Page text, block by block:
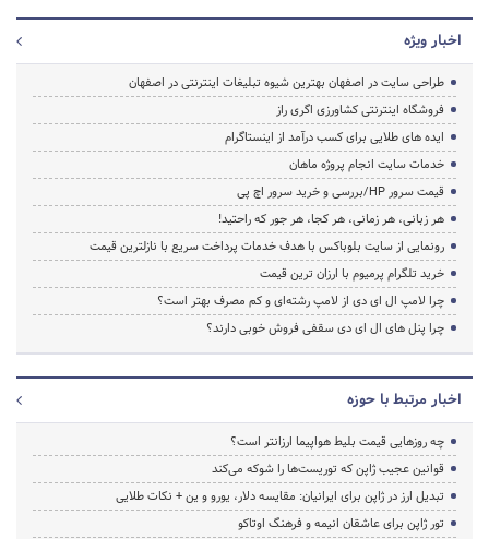
اخبار ویژه
طراحی سایت در اصفهان بهترین شیوه تبلیغات اینترنتی در اصفهان
فروشگاه اینترنتی کشاورزی اگری راز
ایده های طلایی برای کسب درآمد از اینستاگرام
خدمات سایت انجام پروژه ماهان
قیمت سرور HP/بررسی و خرید سرور اچ پی
هر زبانی، هر زمانی، هر کجا، هر جور که راحتید!
رونمایی از سایت بلوباکس با هدف خدمات پرداخت سریع با نازلترین قیمت
خرید تلگرام پرمیوم با ارزان ترین قیمت
چرا لامپ ال ای دی از لامپ رشته‌ای و کم مصرف بهتر است؟
چرا پنل های ال ای دی سقفی فروش خوبی دارند؟
اخبار مرتبط با حوزه
چه روزهایی قیمت بلیط هواپیما ارزانتر است؟
قوانین عجیب ژاپن که توریست‌ها را شوکه می‌کند
تبدیل ارز در ژاپن برای ایرانیان: مقایسه دلار، یورو و ین + نکات طلایی
تور ژاپن برای عاشقان انیمه و فرهنگ اوتاکو